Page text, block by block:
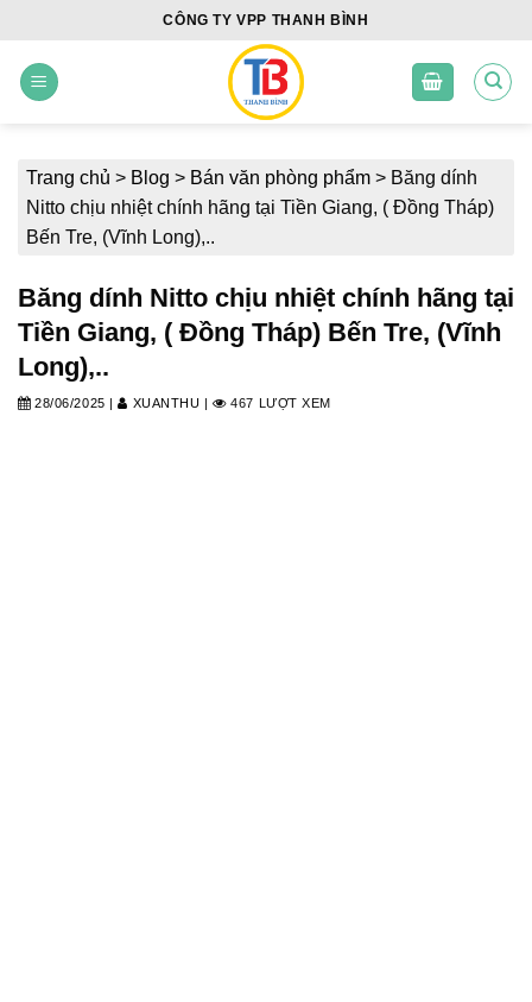
content
CÔNG TY VPP THANH BÌNH
Trang chủ > Blog > Bán văn phòng phẩm > Băng dính
Nitto chịu nhiệt chính hãng tại Tiền Giang, ( Đồng Tháp)
Bến Tre, (Vĩnh Long),..
Băng dính Nitto chịu nhiệt chính hãng tại
Tiền Giang, ( Đồng Tháp) Bến Tre, (Vĩnh
Long),..
28/06/2025 | XUANTHU | 467 LƯỢT XEM